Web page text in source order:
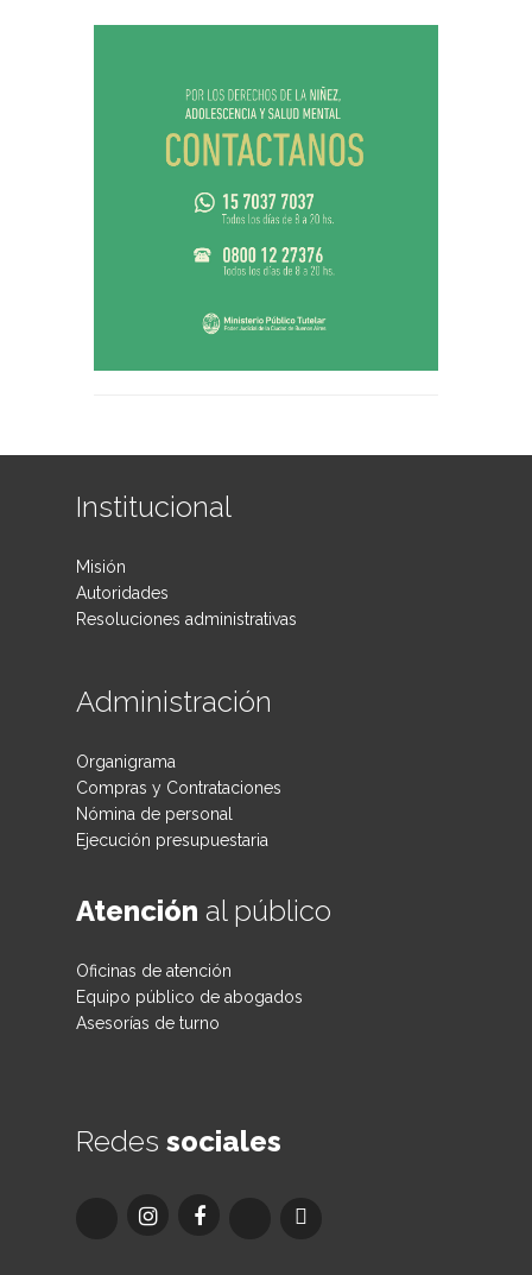
Institucional
Misión
Autoridades
Resoluciones administrativas
Administración
Organigrama
Compras y Contrataciones
Nómina de personal
Ejecución presupuestaria
Atención al público
Oficinas de atención
Equipo público de abogados
Asesorías de turno
Redes sociales